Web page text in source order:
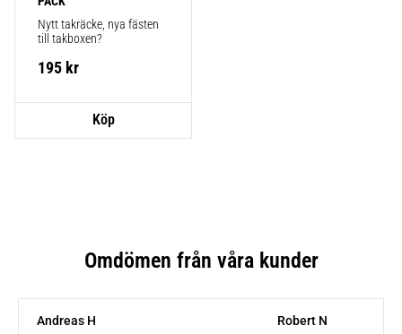
Nytt takräcke, nya fästen
till takboxen?
195 kr